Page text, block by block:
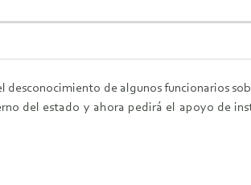
desconocimiento de algunos funcionarios
del estado y ahora pedirá el apoyo de